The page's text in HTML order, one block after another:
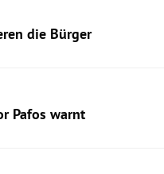
die Bürger
Pafos warnt